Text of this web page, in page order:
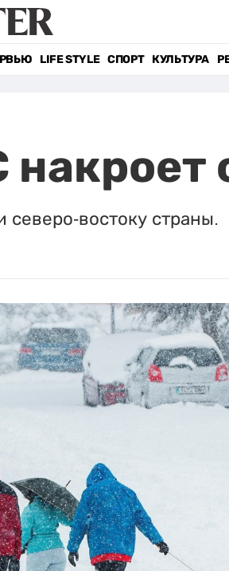
LIFE STYLE СПОРТ КУЛЬТУРА
северо-востоку страны.